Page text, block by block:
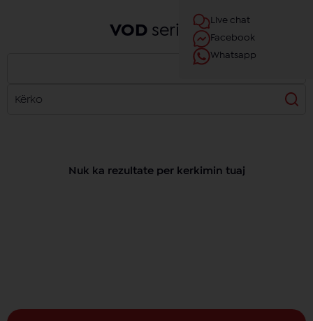
VOD seriale
Nuk ka rezultate per kerkimin tuaj
Live chat
Facebook
Whatsapp